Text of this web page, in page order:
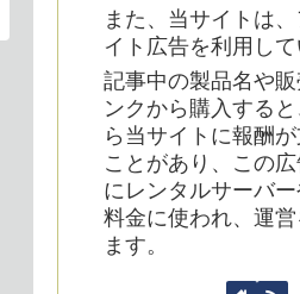
また、当サイトは
イト広告を利用して
記事中の製品名や販
ンクから購入する
ら当サイトに報酬
ことがあり、この
にレンタルサーバ
料金に使われ、運
ます。